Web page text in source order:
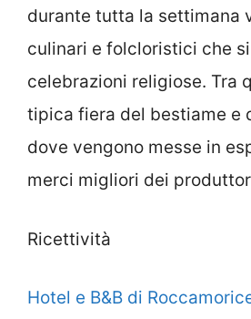
durante tutta la settimana
culinari e folcloristici che
celebrazioni religiose. Tra
tipica fiera del bestiame e
dove vengono messe in
merci migliori dei
Ricettività
Hotel e B&B di